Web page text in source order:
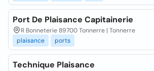
Port De Plaisance Capitainerie
R Bonneterie 89700 Tonnerre | Tonnerre
plaisance
ports
Technique Plaisance